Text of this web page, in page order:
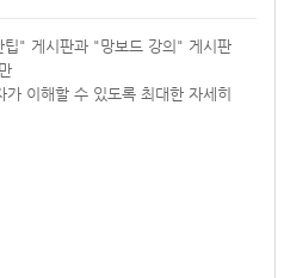
" 게시판과 "망보드 강의" 게시판
가 이해할 수 있도록 최대한 자세히